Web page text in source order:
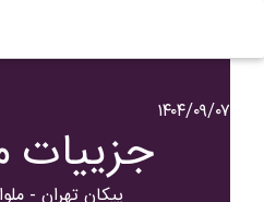
۱۴۰۴/۰۹/۰۷
جزییات